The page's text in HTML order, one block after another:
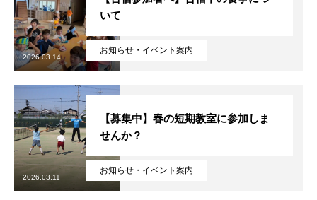
お知らせ・イベント案内
いて
2026.03.14
お知らせ・イベント案内
【募集中】春の短期教室に参加しま
せんか？
2026.03.11